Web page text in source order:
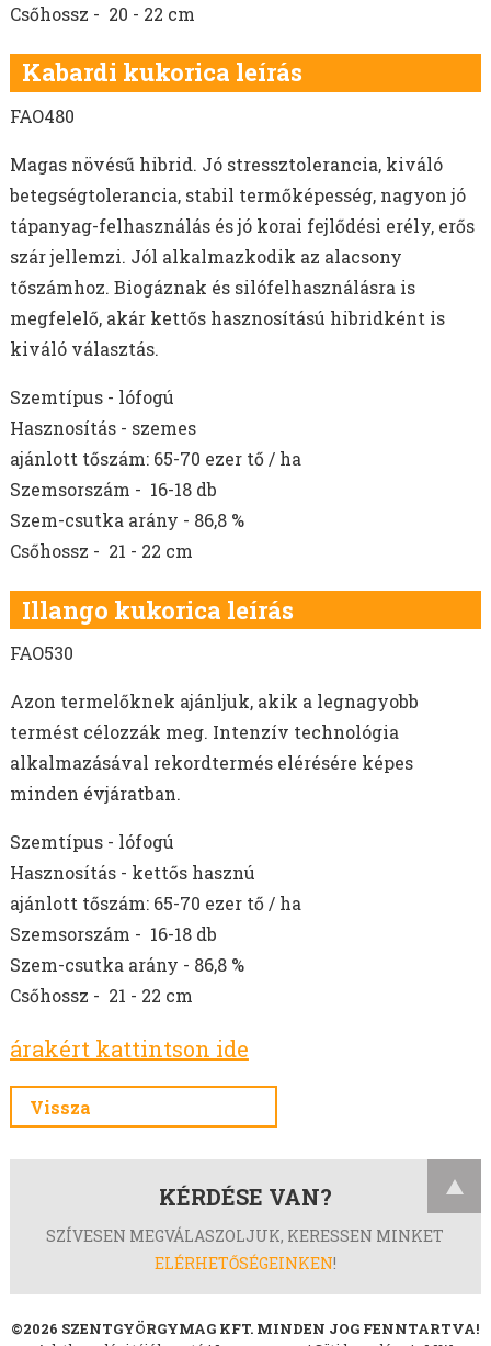
Csőhossz - 20 - 22 cm
Kabardi kukorica leírás
FAO480
Magas növésű hibrid. Jó stressztolerancia, kiváló
betegségtolerancia, stabil termőképesség, nagyon jó
tápanyag-felhasználás és jó korai fejlődési erély, erős
szár jellemzi. Jól alkalmazkodik az alacsony
tőszámhoz. Biogáznak és silófelhasználásra is
megfelelő, akár kettős hasznosítású hibridként is
kiváló választás.
Szemtípus - lófogú
Hasznosítás - szemes
ajánlott tőszám: 65-70 ezer tő / ha
Szemsorszám - 16-18 db
Szem-csutka arány - 86,8 %
Csőhossz - 21 - 22 cm
Illango kukorica leírás
FAO530
Azon termelőknek ajánljuk, akik a legnagyobb
termést célozzák meg. Intenzív technológia
alkalmazásával rekordtermés elérésére képes
minden évjáratban.
Szemtípus - lófogú
Hasznosítás - kettős hasznú
ajánlott tőszám: 65-70 ezer tő / ha
Szemsorszám - 16-18 db
Szem-csutka arány - 86,8 %
Csőhossz - 21 - 22 cm
árakért kattintson ide
Vissza
KÉRDÉSE VAN?
SZÍVESEN MEGVÁLASZOLJUK, KERESSEN MINKET
ELÉRHETŐSÉGEINKEN!
©2026 SZENTGYÖRGYMAG KFT. MINDEN JOG FENNTARTVA!